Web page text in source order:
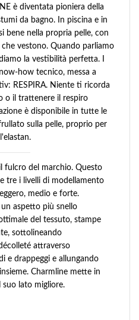
è diventata pioniera della
da bagno. In piscina e in
bene nella propria pelle, con
vestono. Quando parliamo
la vestibilità perfetta. I
how tecnico, messa a
RESPIRA. Niente ti ricorda
o il trattenere il respiro
è disponibile in tutte le
sulla pelle, proprio per
fulcro del marchio. Questo
tre i livelli di modellamento
medio e forte.
aspetto più snello
del tessuto, stampe
sottolineando
attraverso
e drappeggi e allungando
Charmline mette in
suo lato migliore.